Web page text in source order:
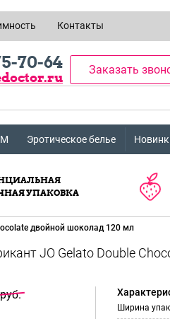
Контакты
70-64 Заказать
Эротическое белье
УПАКОВКА
двойной шоколад 120 мл
Ширина